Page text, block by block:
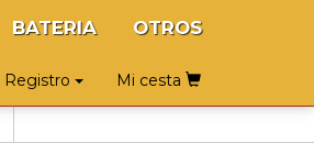
BATERIA OTROS
Mi cesta